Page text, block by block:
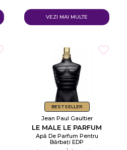
VEZI MAI MULTE
BESTSELLER
Jean Paul Gaultier
LE MALE LE PARFUM
Apă De Parfum Pentru
Bărbați EDP